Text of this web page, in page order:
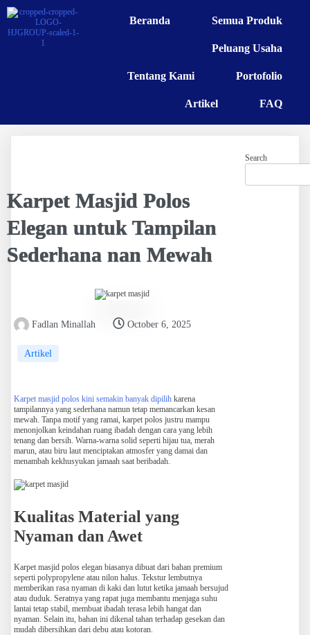
Beranda Semua Produk
Peluang Usaha
Tentang Kami Portofolio
Artikel FAQ
Karpet Masjid Polos
Elegan untuk Tampilan
Sederhana nan Mewah
Fadlan Minallah October 6, 2025
Artikel
Karpet masjid polos kini semakin banyak dipilih karena
tampilannya yang sederhana namun tetap memancarkan kesan
mewah. Tanpa motif yang ramai, karpet polos justru mampu
menonjolkan keindahan ruang ibadah dengan cara yang lebih
tenang dan bersih. Warna-warna solid seperti hijau tua, merah
marun, atau biru laut menciptakan atmosfer yang damai dan
menambah kekhusyukan jamaah saat beribadah.
Kualitas Material yang
Nyaman dan Awet
Karpet masjid polos elegan biasanya dibuat dari bahan premium
seperti polypropylene atau nilon halus. Tekstur lembutnya
memberikan rasa nyaman di kaki dan lutut ketika jamaah bersujud
atau duduk. Seratnya yang rapat juga membantu menjaga suhu
lantai tetap stabil, membuat ibadah terasa lebih hangat dan
nyaman. Selain itu, bahan ini dikenal tahan terhadap gesekan dan
mudah dibersihkan dari debu atau kotoran.
Search